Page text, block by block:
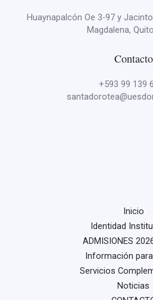
Huaynapalcón Oe 3-97 y
Magdalena,
Contacto
+593 99 139
Inicio
Identidad
ADMISIONES
Información
Servicios
Noticias